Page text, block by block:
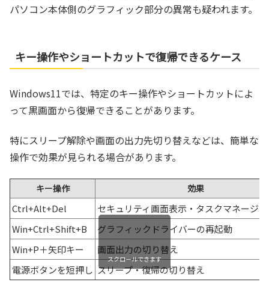
パソコン本体側のグラフィック部分の異常も疑われます。
キー操作やショートカットで復帰できるケース
Windows11では、特定のキー操作やショートカットによ
って黒画面から復帰できることがあります。
特にスリープ解除や画面の出力先切り替えなどは、簡単な
操作で効果が見られる場合があります。
キー操作 効果
Ctrl+Alt+Del
セキュリティ画面表示・タスクマネージ
Win+Ctrl+Shift+B
グラフィックドライバーの再起動
Win+P＋矢印キー
画面出力の切り替え
電源ボタンを短押し スリープ・復帰の切り替え
スクロールできます